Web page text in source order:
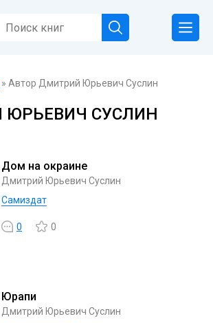
» Автор Дмитрий Юрьевич Суслин
СУСЛИН
Дом на окраине
Дмитрий Юрьевич Суслин
Самиздат
0 0
Юрапи
Дмитрий Юрьевич Суслин